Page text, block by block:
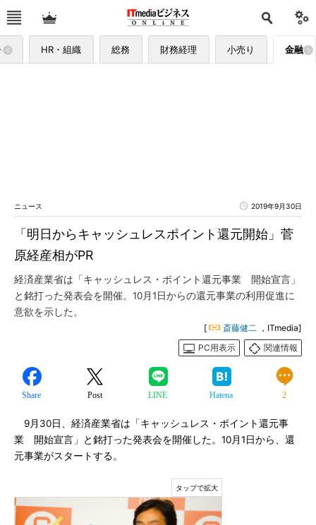
HR・組織 総務 財務経理 小売り 金融
ニュース 2019年9月30日
「明日からキャッシュレスポイント還元開始」菅
原経産相がPR
経済産業省は「キャッシュレス・ポイント還元事業 開始宣言」
と銘打った発表会を開催。10月1日からの還元事業の利用促進に
意欲を示した。
[ 斎藤健二 ，ITmedia]
PC用表示
関連情報
Share Post LINE Hatena 2
9月30日、経済産業省は「キャッシュレス・ポイント還元事
業 開始宣言」と銘打った発表会を開催した。10月1日から、還
元事業がスタートする。